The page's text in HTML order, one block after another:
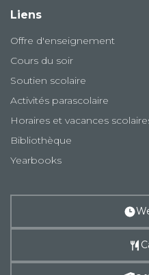
Liens
Offre d'enseignement
Cours du soir
Soutien scolaire
Activités parascolaire
Horaires et vacances
Bibliothèque
Yearbooks